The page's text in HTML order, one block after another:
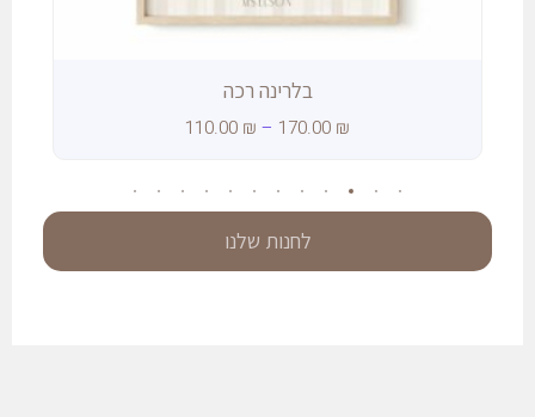
בלרינה רכה
110.00 ₪ – 170.00 ₪
לחנות שלנו